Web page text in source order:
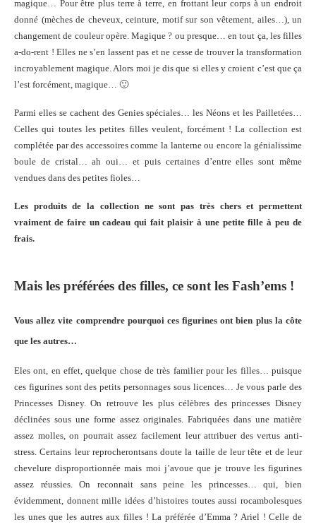
magique… Pour être plus terre à terre, en frottant leur corps à un endroit
donné (mèches de cheveux, ceinture, motif sur son vêtement, ailes…), un
changement de couleur opère. Magique ? ou presque… en tout ça, les filles
a-do-rent ! Elles ne s’en lassent pas et ne cesse de trouver la transformation
incroyablement magique. Alors moi je dis que si elles y croient c’est que ça
l’est forcément, magique… 🙂
Parmi elles se cachent des Genies spéciales… les Néons et les Pailletées…
Celles qui toutes les petites filles veulent, forcément ! La collection est
complétée par des accessoires comme la lanterne ou encore la génialissime
boule de cristal… ah oui… et puis certaines d’entre elles sont même
vendues dans des petites fioles…
Les produits de la collection ne sont pas très chers et permettent
vraiment de faire un cadeau qui fait plaisir à une petite fille à peu de
frais.
Mais les préférées des filles, ce sont les Fash’ems !
Vous allez vite comprendre pourquoi ces figurines ont bien plus la côte
que les autres…
Eles ont, en effet, quelque chose de très familier pour les filles… puisque
ces figurines sont des petits personnages sous licences… Je vous parle des
Princesses Disney. On retrouve les plus célèbres des princesses Disney
déclinées sous une forme assez originales. Fabriquées dans une matière
assez molles, on pourrait assez facilement leur attribuer des vertus anti-
stress. Certains leur reprocherontsans doute la taille de leur tête et de leur
chevelure disproportionnée mais moi j’avoue que je trouve les figurines
assez réussies. On reconnait sans peine les princesses… qui, bien
évidemment, donnent mille idées d’histoires toutes aussi rocambolesques
les unes que les autres aux filles ! La préférée d’Emma ? Ariel ! Celle de